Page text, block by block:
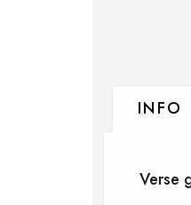
INFO
Verse